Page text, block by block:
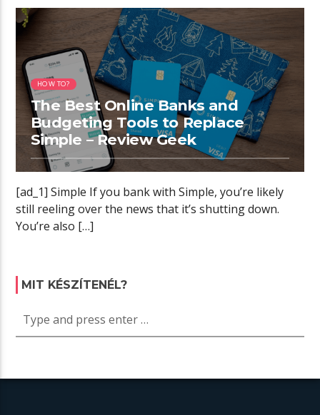
13:33 READ TIME
HOW TO?
The Best Online Banks and
Budgeting Tools to Replace
Simple – Review Geek
[ad_1] Simple If you bank with Simple, you’re likely
still reeling over the news that it’s shutting down.
You’re also […]
MIT KÉSZÍTENÉL?